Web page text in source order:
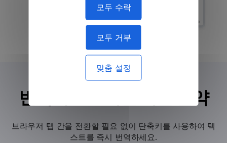
모두 수락
모두 거부
맞춤 설정
번역에 소요되는 시간 절약
브라우저 탭 간을 전환할 필요 없이 단축키를 사용하여 텍
스트를 즉시 번역하세요.